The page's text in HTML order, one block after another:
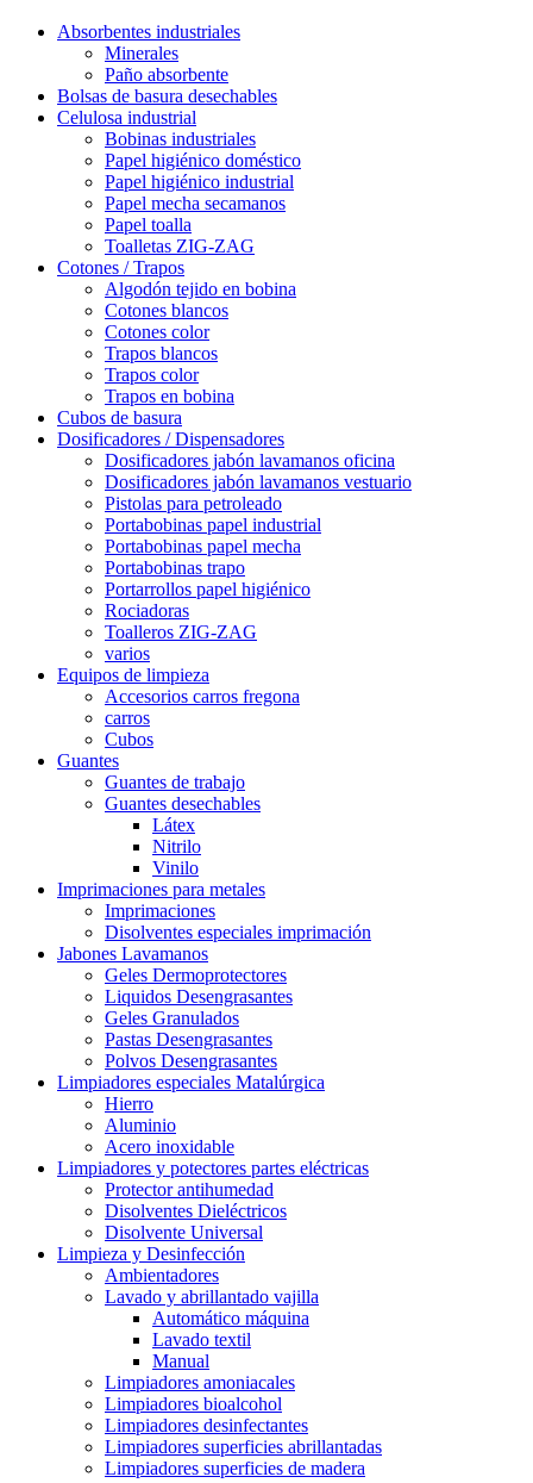
Absorbentes industriales
Minerales
Paño absorbente
Bolsas de basura desechables
Celulosa industrial
Bobinas industriales
Papel higiénico doméstico
Papel higiénico industrial
Papel mecha secamanos
Papel toalla
Toalletas ZIG-ZAG
Cotones / Trapos
Algodón tejido en bobina
Cotones blancos
Cotones color
Trapos blancos
Trapos color
Trapos en bobina
Cubos de basura
Dosificadores / Dispensadores
Dosificadores jabón lavamanos oficina
Dosificadores jabón lavamanos vestuario
Pistolas para petroleado
Portabobinas papel industrial
Portabobinas papel mecha
Portabobinas trapo
Portarrollos papel higiénico
Rociadoras
Toalleros ZIG-ZAG
varios
Equipos de limpieza
Accesorios carros fregona
carros
Cubos
Guantes
Guantes de trabajo
Guantes desechables
Látex
Nitrilo
Vinilo
Imprimaciones para metales
Imprimaciones
Disolventes especiales imprimación
Jabones Lavamanos
Geles Dermoprotectores
Liquidos Desengrasantes
Geles Granulados
Pastas Desengrasantes
Polvos Desengrasantes
Limpiadores especiales Matalúrgica
Hierro
Aluminio
Acero inoxidable
Limpiadores y potectores partes eléctricas
Protector antihumedad
Disolventes Dieléctricos
Disolvente Universal
Limpieza y Desinfección
Ambientadores
Lavado y abrillantado vajilla
Automático máquina
Lavado textil
Manual
Limpiadores amoniacales
Limpiadores bioalcohol
Limpiadores desinfectantes
Limpiadores superficies abrillantadas
Limpiadores superficies de madera